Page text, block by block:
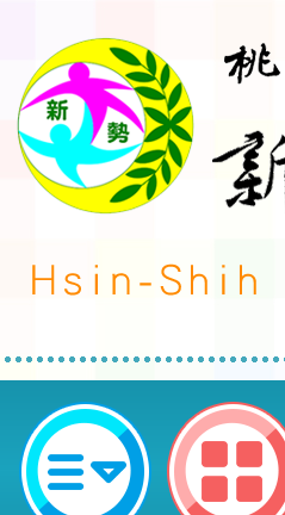
轉知~財團法人勵
年度桃園市未滿
案-後續擴充」之